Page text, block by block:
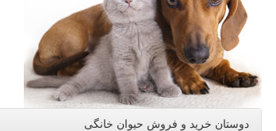
دوستان خرید و فروش حیوان خانگی